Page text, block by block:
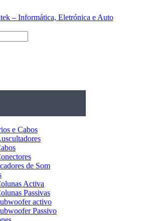
e Cabos
de Som
Activa
Passivas
activo
Passivo